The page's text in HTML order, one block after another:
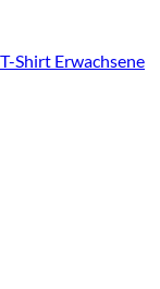
Shirt Erwachsene